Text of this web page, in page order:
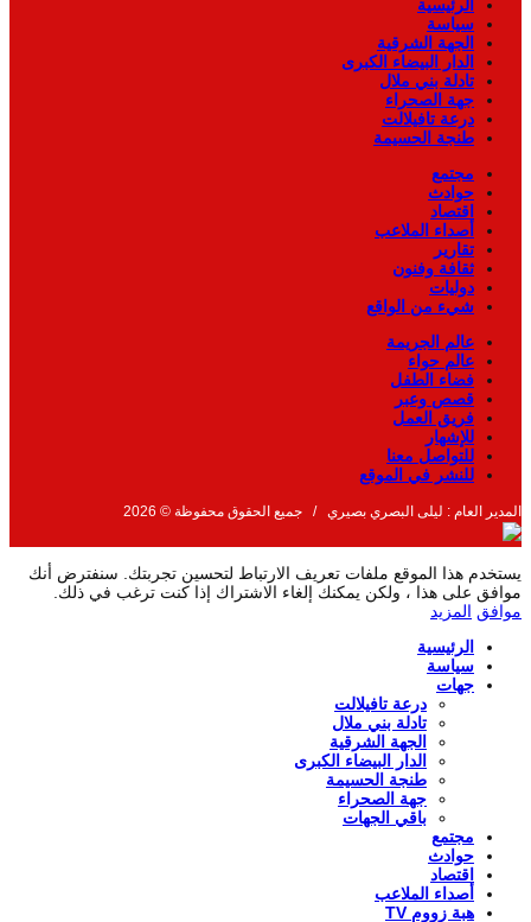
الرئيسية
سياسة
الجهة الشرقية
الدار البيضاء الكبرى
تادلة بني ملال
جهة الصحراء
درعة تافيلالت
طنجة الحسيمة
مجتمع
حوادث
اقتصاد
أصداء الملاعب
تقارير
ثقافة وفنون
دوليات
شيء من الواقع
عالم الجريمة
عالم حواء
فضاء الطفل
قصص وعبر
فريق العمل
للإشهار
للتواصل معنا
للنشر في الموقع
المدير العام : ليلى البصري بصيري / جميع الحقوق محفوظة © 2026
يستخدم هذا الموقع ملفات تعريف الارتباط لتحسين تجربتك. سنفترض أنك
موافق على هذا ، ولكن يمكنك إلغاء الاشتراك إذا كنت ترغب في ذلك.
موافق المزيد
الرئيسية
سياسة
جهات
درعة تافيلالت
تادلة بني ملال
الجهة الشرقية
الدار البيضاء الكبرى
طنجة الحسيمة
جهة الصحراء
باقي الجهات
مجتمع
حوادث
اقتصاد
أصداء الملاعب
هبة زووم TV